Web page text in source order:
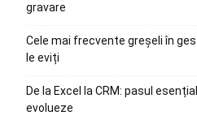
gravare
Cele mai frecvente greșeli în
le eviți
De la Excel la CRM: pasul
evolueze